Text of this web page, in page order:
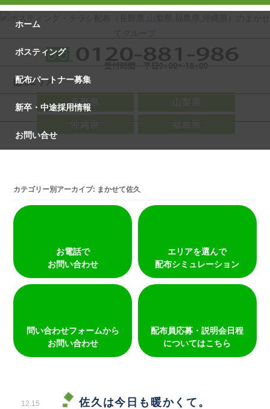
配布エリア
長野県
ホーム
ポスティング
配布パートナー募集
新卒・中途採用情報
お問い合せ
カテゴリー別アーカイブ: まかせて佐久
お電話で
お問い合わせ
エリアを選んで
配布シミュレーション
問い合わせフォームから
お問い合わせ
配布員応募・説明会日程
についてはこちら
佐久は今日も暖かくて。
12.15